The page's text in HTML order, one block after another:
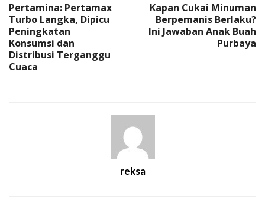
Pertamina: Pertamax
Turbo Langka, Dipicu
Peningkatan
Konsumsi dan
Distribusi Terganggu
Cuaca
Kapan Cukai Minuman
Berpemanis Berlaku?
Ini Jawaban Anak Buah
Purbaya
reksa